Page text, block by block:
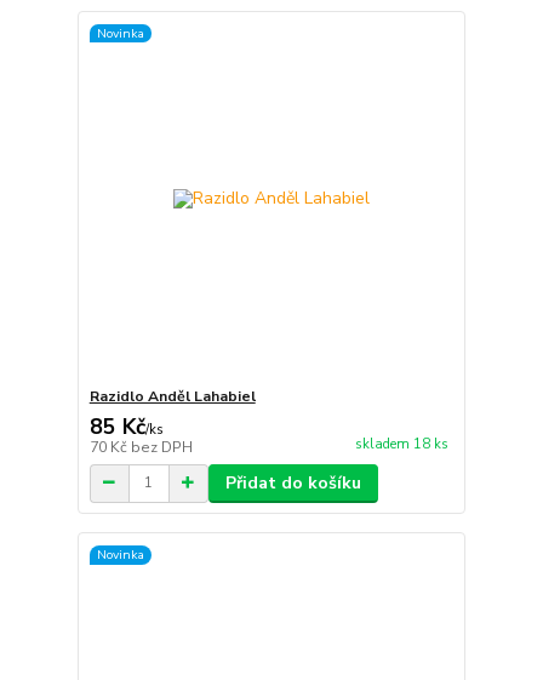
Novinka
Razidlo Anděl Lahabiel
85 Kč/ks
70 Kč bez DPH skladem 18 ks
Přidat do košíku
Novinka